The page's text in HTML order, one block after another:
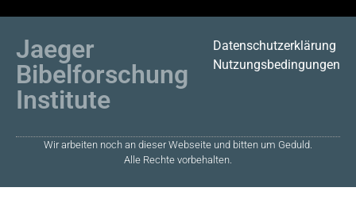
Jaeger
Bibelforschung
Institute
Datenschutzerklärung
Nutzungsbedingungen
Wir arbeiten noch an dieser Webseite und bitten um Geduld.
Alle Rechte vorbehalten.